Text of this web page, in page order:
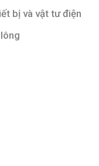
bị và vật tư điện